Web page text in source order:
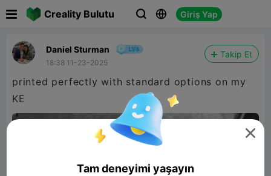
Creality Bulutu   Giriş Yap
Daniel Sturman
18:38 11-23-2025
Takip Et
printed perfectly with standard options on my
KE

Tam deneyimi yaşayın